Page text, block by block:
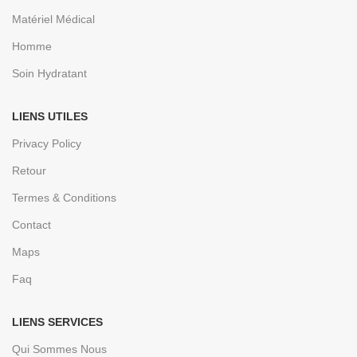
Matériel Médical
Homme
Soin Hydratant
LIENS UTILES
Privacy Policy
Retour
Termes & Conditions
Contact
Maps
Faq
LIENS SERVICES
Qui Sommes Nous